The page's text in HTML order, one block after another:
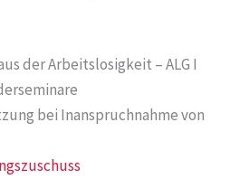
der Arbeitslosigkeit – ALG I
bei Inanspruchnahme von